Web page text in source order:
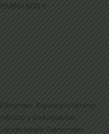
Y
Brumen ¡Explora lo último
y peluquería!
Generales